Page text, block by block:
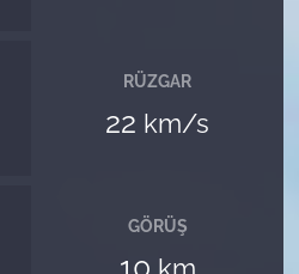
RÜZGAR
22 km/s
GÖRÜŞ